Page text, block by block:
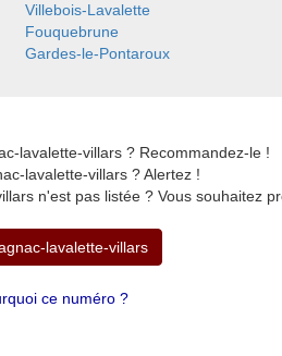
Villebois-Lavalette
Fouquebrune
Gardes-le-Pontaroux
lavalette-villars ? Recommandez-le !
lavalette-villars ? Alertez !
n'est pas listée ? Vous souhaitez
lavalette-villars
ce numéro ?